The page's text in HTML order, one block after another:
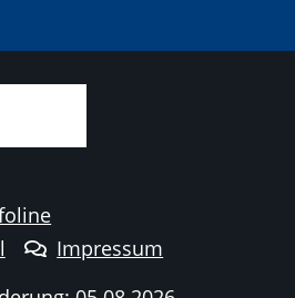
Impressum